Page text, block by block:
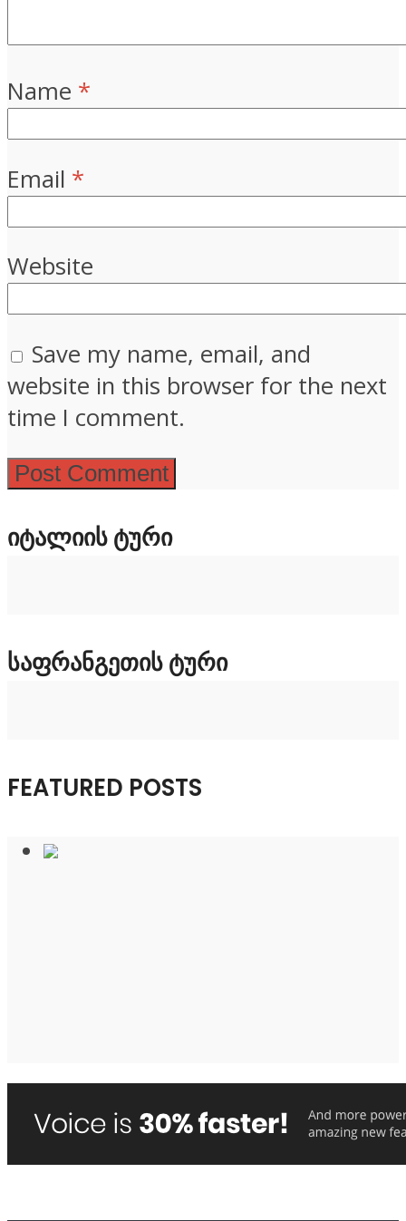
Name *
Email *
Website
Save my name, email, and
website in this browser for the next
time I comment.
ᲘᲢᲐᲚᲘᲘᲡ ᲢᲣᲠᲘ
ᲡᲐᲤᲠᲐᲜᲒᲔᲗᲘᲡ ᲢᲣᲠᲘ
FEATURED POSTS